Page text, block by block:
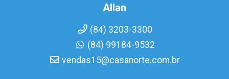
Allan
(84) 3203-3300
(84) 99184-9532
vendas15@casanorte.com.br